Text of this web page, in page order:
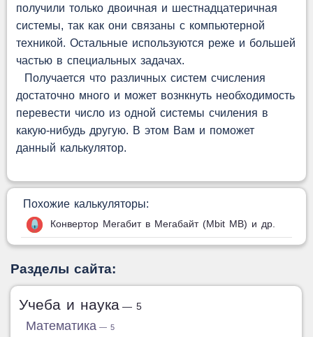
получили только двоичная и шестнадцатеричная
системы, так как они связаны с компьютерной
техникой. Остальные используются реже и большей
частью в специальных задачах.
Получается что различных систем счисления
достаточно много и может вознкнуть необходимость
перевести число из одной системы счиления в
какую-нибудь другую. В этом Вам и поможет
данный калькулятор.
Похожие калькуляторы:
Конвертор Мегабит в Мегабайт (Mbit MB) и др.
Разделы сайта:
Учеба и наука — 5
Математика — 5